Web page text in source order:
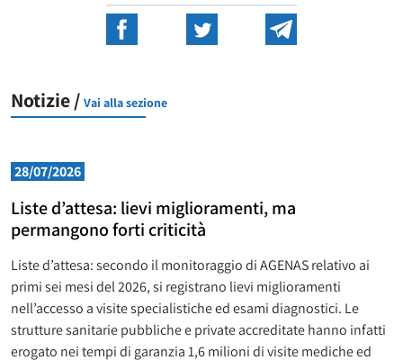
Notizie / Vai alla sezione
28/07/2026
Liste d’attesa: lievi miglioramenti, ma
permangono forti criticità
Liste d’attesa: secondo il monitoraggio di AGENAS relativo ai
primi sei mesi del 2026, si registrano lievi miglioramenti
nell’accesso a visite specialistiche ed esami diagnostici. Le
strutture sanitarie pubbliche e private accreditate hanno infatti
erogato nei tempi di garanzia 1,6 milioni di visite mediche ed